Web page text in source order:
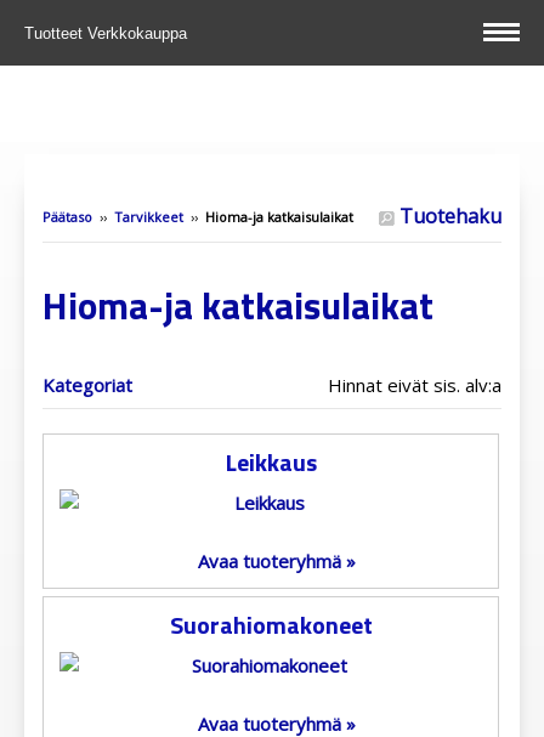
Tuotteet Verkkokauppa
Tuotehaku
Päätaso ›› Tarvikkeet›› Hioma-ja katkaisulaikat
Hioma-ja katkaisulaikat
Kategoriat Hinnat eivät sis. alv:a
Leikkaus
Avaa tuoteryhmä »
Suorahiomakoneet
Avaa tuoteryhmä »